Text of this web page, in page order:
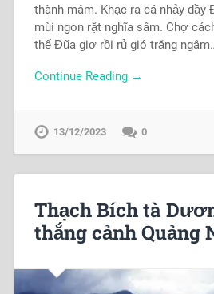
thành mâm. Khạc ra cá nhảy đầy
mùi ngon rặt nghĩa sâm. Chợ
thế Đũa giơ rồi rủ gió trăng
Continue Reading →
13/12/2023 0
Thạch Bích tà
thắng cảnh Quảng